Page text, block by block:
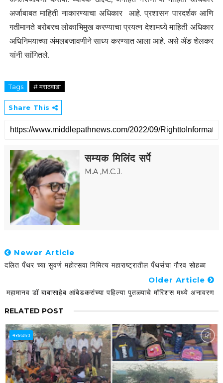
अर्जाबाबत माहिती नाकारण्याचा अधिकार आहे. प्रशासन पारदर्शक आणि
गतीमानते बरोबरच लोकाभिमुख करण्याचा प्रयत्न देशामध्ये माहिती अधिकार
अधिनिमयाच्या अंमलबजावणीने साध्य करण्यात आला आहे. असे ॲङ शेलकर
यांनी सांगितले.
Tags # मराठवाडा
Share This
सम्यक मिलिंद सर्पे
M.A ,M.C.J.
Newer Article
दलित पँथर च्या सुवर्ण महोत्सवा निमित्य महाराष्ट्रातील पँथर्सचा गौरव सोहळा
Older Article
महामानव डॉ बाबासाहेब आंबेडकरांच्या पहिल्या पुतळ्याचे मॉरिशस मध्ये अनावरण
RELATED POST
मराठवाडा